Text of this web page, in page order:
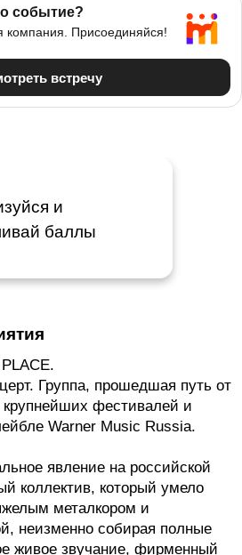
и
баллы
Группа, прошедшая путь от
крупнейших фестивалей и
Warner Music Russia.
явление на российской
коллектив, который умело
металкором и
неизменно собирая полные
живое звучание, фирменный